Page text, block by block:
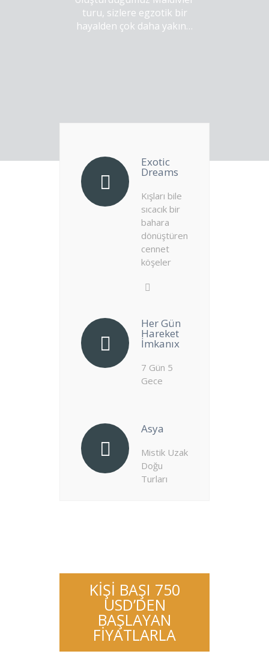
turu, sizlere egzotik bir
hayalden çok daha yakın…
Exotic
Dreams
Kışları bile
sıcacık bir
bahara
dönüştüren
cennet
köşeler
Her Gün
Hareket
İmkanıx
7 Gün 5
Gece
Asya
Mistik Uzak
Doğu
Turları
KİŞİ BAŞI 750
USD’DEN
BAŞLAYAN
FİYATLARLA